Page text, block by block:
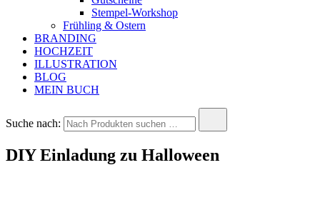
Stempel-Workshop
Frühling & Ostern
BRANDING
HOCHZEIT
ILLUSTRATION
BLOG
MEIN BUCH
Suche nach:
DIY Einladung zu Halloween